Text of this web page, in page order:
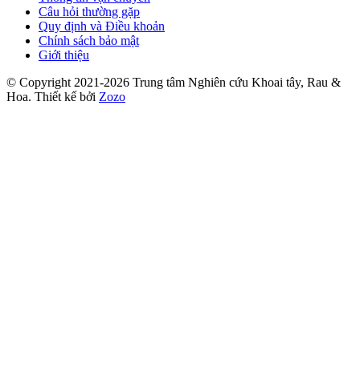
Câu hỏi thường gặp
Quy định và Điều khoản
Chính sách bảo mật
Giới thiệu
© Copyright 2021-2026 Trung tâm Nghiên cứu Khoai tây, Rau &
Hoa. Thiết kế bởi Zozo